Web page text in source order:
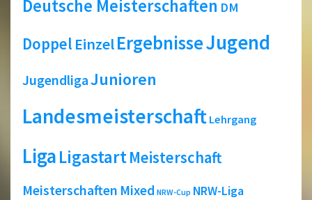
Deutsche Meisterschaften DM
Doppel EinzelErgebnisseJugend
JugendligaJunioren
Landesmeisterschaft Lehrgang
LigaLigastartMeisterschaft
Meisterschaften Mixed NRW-Cup NRW-Liga